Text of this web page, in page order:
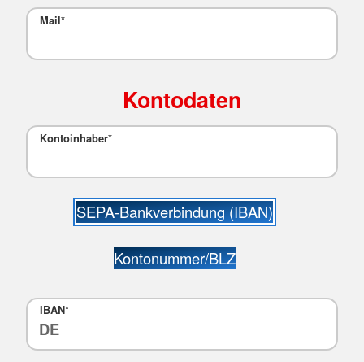
Mail*
Kontodaten
Kontoinhaber*
SEPA-Bankverbindung (IBAN)
Kontonummer/BLZ
IBAN*